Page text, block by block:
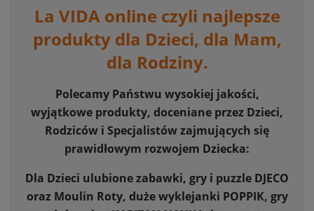
La VIDA online czyli najlepsze
produkty dla Dzieci, dla Mam,
dla Rodziny.
Polecamy Państwu wysokiej jakości,
wyjątkowe produkty, doceniane przez Dzieci,
Rodziców i Specjalistów zajmujących się
prawidłowym rozwojem Dziecka:
Dla Dzieci ulubione zabawki, gry i puzzle DJECO
oraz Moulin Roty, duże wyklejanki POPPIK, gry